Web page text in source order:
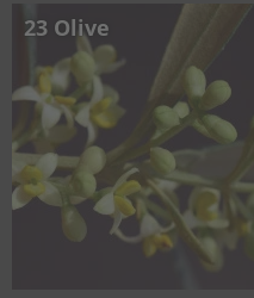
23 Olive